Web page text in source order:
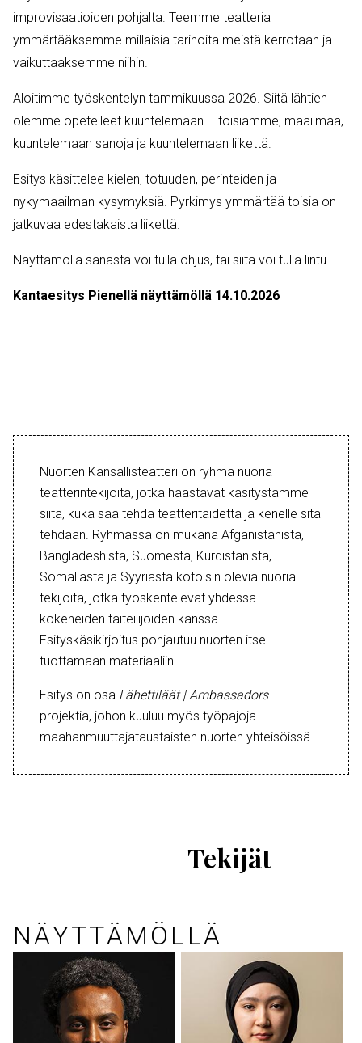
improvisaatioiden pohjalta. Teemme teatteria
ymmärtääksemme millaisia tarinoita meistä kerrotaan ja
vaikuttaaksemme niihin.
Aloitimme työskentelyn tammikuussa 2026. Siitä lähtien
olemme opetelleet kuuntelemaan – toisiamme, maailmaa,
kuuntelemaan sanoja ja kuuntelemaan liikettä.
Esitys käsittelee kielen, totuuden, perinteiden ja
nykymaailman kysymyksiä. Pyrkimys ymmärtää toisia on
jatkuvaa edestakaista liikettä.
Näyttämöllä sanasta voi tulla ohjus, tai siitä voi tulla lintu.
Kantaesitys Pienellä näyttämöllä 14.10.2026
Nuorten Kansallisteatteri on ryhmä nuoria
teatterintekijöitä, jotka haastavat käsitystämme
siitä, kuka saa tehdä teatteritaidetta ja kenelle sitä
tehdään. Ryhmässä on mukana Afganistanista,
Bangladeshista, Suomesta, Kurdistanista,
Somaliasta ja Syyriasta kotoisin olevia nuoria
tekijöitä, jotka työskentelevät yhdessä
kokeneiden taiteilijoiden kanssa.
Esityskäsikirjoitus pohjautuu nuorten itse
tuottamaan materiaaliin.
Esitys on osa Lähettiläät | Ambassadors-
projektia, johon kuuluu myös työpajoja
maahanmuuttajataustaisten nuorten yhteisöissä.
Tekijät
NÄYTTÄMÖLLÄ